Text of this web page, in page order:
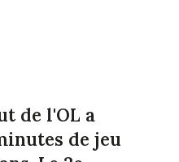
de l'OL a
de jeu